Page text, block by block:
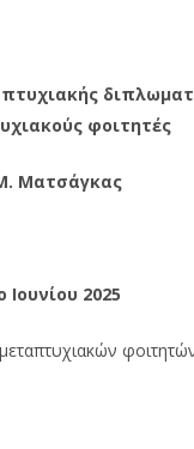
φοιτητές
Ματσάγκας
2025